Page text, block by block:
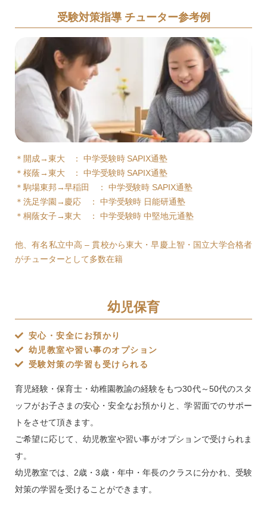
受験対策指導 チューター参考例
＊開成→東大 ： 中学受験時 SAPIX通塾
＊桜蔭→東大 ： 中学受験時 SAPIX通塾
＊駒場東邦→早稲田 ： 中学受験時 SAPIX通塾
＊洗足学園→慶応 ： 中学受験時 日能研通塾
＊桐蔭女子→東大 ： 中学受験時 中堅地元通塾
他、有名私立中高 – 貫校から東大・早慶上智・国立大学合格者
がチューターとして多数在籍
幼児保育
安心・安全にお預かり
幼児教室や習い事のオプション
受験対策の学習も受けられる
育児経験・保育士・幼稚園教諭の経験をもつ30代～50代のスタ
ッフがお子さまの安心・安全なお預かりと、学習面でのサポー
トをさせて頂きます。
ご希望に応じて、幼児教室や習い事がオプションで受けられま
す。
幼児教室では、2歳・3歳・年中・年長のクラスに分かれ、受験
対策の学習を受けることができます。